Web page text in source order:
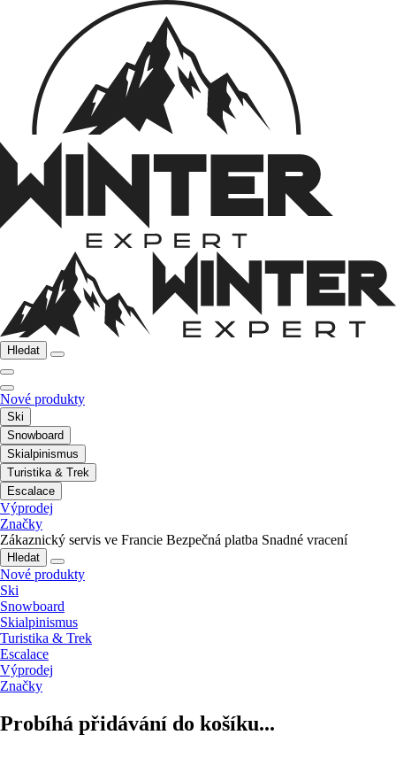
Hledat
Nové produkty
Ski
Snowboard
Skialpinismus
Turistika & Trek
Escalace
Výprodej
Značky
Zákaznický servis ve Francie Bezpečná platba Snadné vracení
Hledat
Nové produkty
Ski
Snowboard
Skialpinismus
Turistika & Trek
Escalace
Výprodej
Značky
Probíhá přidávání do košíku...